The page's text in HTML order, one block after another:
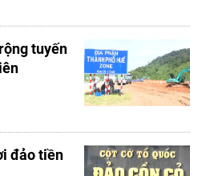
tuyến
đảo tiền